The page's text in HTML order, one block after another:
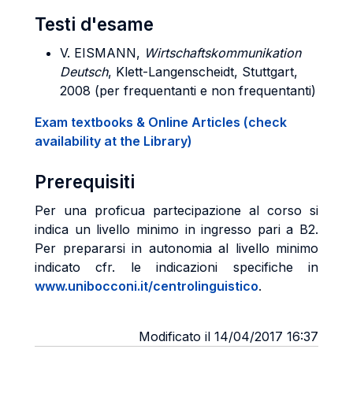
Testi d'esame
V. EISMANN, Wirtschaftskommunikation
Deutsch, Klett-Langenscheidt, Stuttgart,
2008 (per frequentanti e non frequentanti)
Exam textbooks & Online Articles (check
availability at the Library)
Prerequisiti
Per una proficua partecipazione al corso si
indica un livello minimo in ingresso pari a B2.
Per prepararsi in autonomia al livello minimo
indicato cfr. le indicazioni specifiche in
www.unibocconi.it/centrolinguistico.
Modificato il 14/04/2017 16:37